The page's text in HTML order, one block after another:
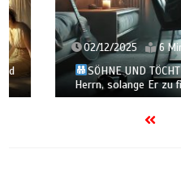
02/12/2025 6 Minuten
SÖHNE UND TÖCHTER
Herrn, solange Er zu finden